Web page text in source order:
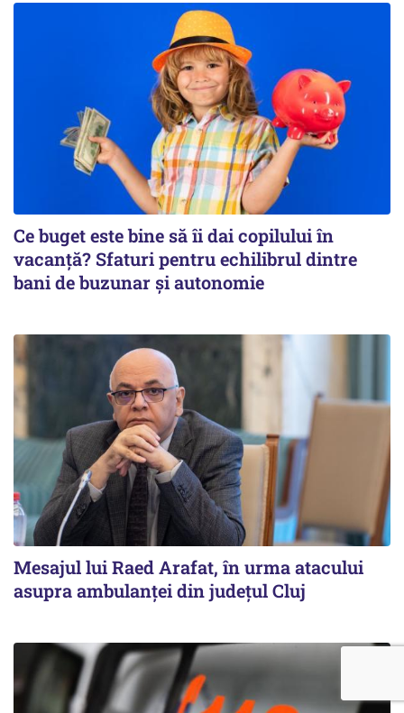
Ce buget este bine să îi dai copilului în
vacanță? Sfaturi pentru echilibrul dintre
bani de buzunar și autonomie
Mesajul lui Raed Arafat, în urma atacului
asupra ambulanței din județul Cluj